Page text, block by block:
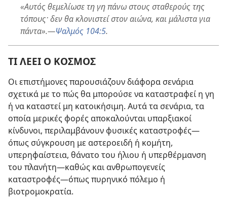
«Αυτός θεμελίωσε τη γη πάνω στους σταθερούς της
τόπους· δεν θα κλονιστεί στον αιώνα, και μάλιστα για
πάντα».—Ψαλμός 104:5.
ΤΙ ΛΕΕΙ Ο ΚΟΣΜΟΣ
Οι επιστήμονες παρουσιάζουν διάφορα σενάρια
σχετικά με το πώς θα μπορούσε να καταστραφεί η γη
ή να καταστεί μη κατοικήσιμη. Αυτά τα σενάρια, τα
οποία μερικές φορές αποκαλούνται υπαρξιακοί
κίνδυνοι, περιλαμβάνουν φυσικές καταστροφές—
όπως σύγκρουση με αστεροειδή ή κομήτη,
υπερηφαίστεια, θάνατο του ήλιου ή υπερθέρμανση
του πλανήτη—καθώς και ανθρωπογενείς
καταστροφές—όπως πυρηνικό πόλεμο ή
βιοτρομοκρατία.